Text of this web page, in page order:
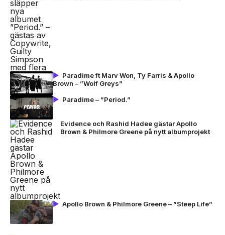
Paradime ft Marv Won, Ty Farris & Apollo
Brown – ”Wolf Greys”
Paradime – ”Period.”
Evidence och Rashid Hadee gästar Apollo
Brown & Philmore Greene på nytt albumprojekt
Apollo Brown & Philmore Greene – ”Steep Life”